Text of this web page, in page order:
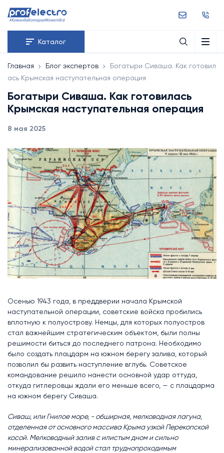
Каталог
Главная Блог экспертов
Богатыри Сиваша. Как готовил
ась Крымская наступательная операция
Богатыри Сиваша. Как готовилась
Крымская наступательная операция
8 мая 2025
Осенью 1943 года, в преддверии начала Крымской
наступательной операции, советские войска пробились
вплотную к полуострову. Немцы, для которых полуостров
стал важнейшим стратегическим объектом, были полны
решимости биться до последнего патрона. Необходимо
было создать плацдарм на южном берегу залива, который
позволил бы развить наступление вглубь. Советское
командование решило нанести основной удар оттуда,
откуда гитлеровцы ждали его меньше всего, — с плацдарма
на южном берегу Сиваша.
Сиваш, или Гнилое море, - обширная, мелководная лагуна,
отделенная от основного массива Крыма узкой Перекопской
косой. Мелководный залив с илистым дном и сильно
минерализованной водой стал труднопроходимым